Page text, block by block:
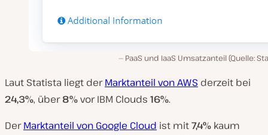
PaaS und IaaS Umsatzanteil (Quelle:
Laut Statista liegt derMarktanteil von AWS derzeit bei
24,3%, über8%vor IBM Clouds 16%.
DerMarktanteil von Google Cloud ist mit7,4% kaum